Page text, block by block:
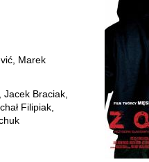
Marek
Jacek Braciak,
Filipiak,